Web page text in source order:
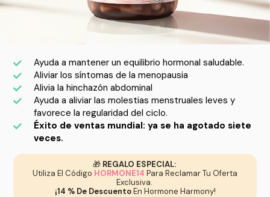
Ayuda a mantener un equilibrio hormonal saludable.
Aliviar los síntomas de la menopausia
Alivia la hinchazón abdominal
Ayuda a aliviar las molestias menstruales leves y
favorece la regularidad del ciclo.
Éxito de ventas mundial: ya se ha agotado siete
veces.
🎁 REGALO ESPECIAL:
Utiliza El Código HORMONE14 Para Reclamar Tu Oferta
Exclusiva.
¡14 % De DescuentoEn Hormone Harmony!